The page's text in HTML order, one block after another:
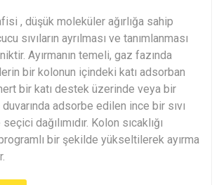
, düşük moleküler ağırlığa sahip
sıvıların ayrılması ve tanımlanması
Ayırmanın temeli, gaz fazında
bir kolonun içindeki katı adsorban
bir katı destek üzerinde veya bir
adsorbe edilen ince bir sıvı
dağılımıdır. Kolon sıcaklığı
bir şekilde yükseltilerek ayırma